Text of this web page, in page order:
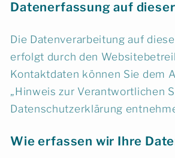
Datenerfassung auf
Die Datenverarbeitung auf
erfolgt durch den
Kontaktdaten können Sie dem
„Hinweis zur Verantwortlichen
Datenschutzerklärung
Wie erfassen wir Ihre